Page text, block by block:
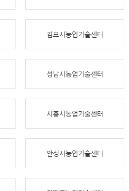
김포시농업기술센터
성남시농업기술센터
시흥시농업기술센터
안성시농업기술센터